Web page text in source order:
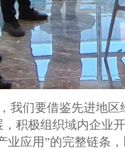
我们要借鉴先进地
积极组织域内企业
业应用”的完整链条